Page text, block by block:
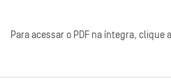
Para acessar o PDF na íntegra, clique